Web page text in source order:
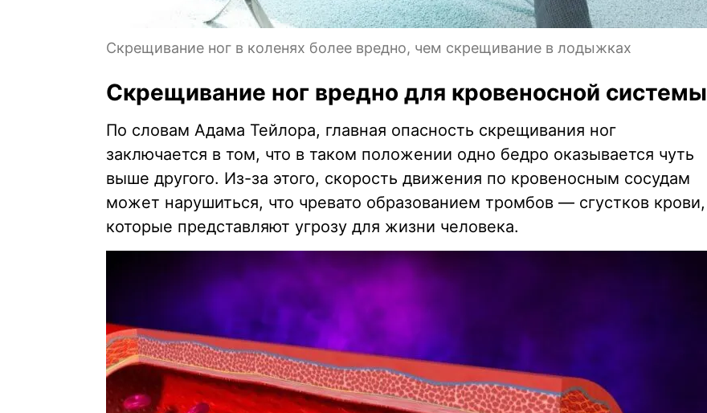
Скрещивание ног в коленях более вредно, чем скрещивание в лодыжках
Скрещивание ног вредно для кровеносной системы
По словам Адама Тейлора, главная опасность скрещивания ног
заключается в том, что в таком положении одно бедро оказывается чуть
выше другого. Из-за этого, скорость движения по кровеносным сосудам
может нарушиться, что чревато образованием тромбов — сгустков крови,
которые представляют угрозу для жизни человека.